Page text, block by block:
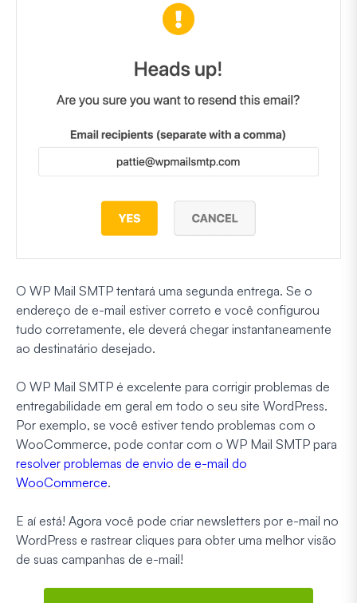
O WP Mail SMTP tentará uma segunda entrega. Se o
endereço de e-mail estiver correto e você configurou
tudo corretamente, ele deverá chegar instantaneamente
ao destinatário desejado.
O WP Mail SMTP é excelente para corrigir problemas de
entregabilidade em geral em todo o seu site WordPress.
Por exemplo, se você estiver tendo problemas com o
WooCommerce, pode contar com o WP Mail SMTP para
resolver problemas de envio de e-mail do
WooCommerce.
E aí está! Agora você pode criar newsletters por e-mail no
WordPress e rastrear cliques para obter uma melhor visão
de suas campanhas de e-mail!